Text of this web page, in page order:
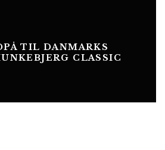
TIL DANMARKS
CLASSIC